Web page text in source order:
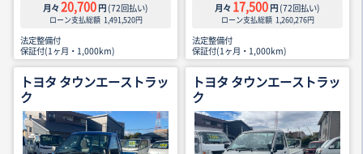
月々 20,700 円 (72回払い)
ローン支払総額 1,491,520円
法定整備付
保証付(1ヶ月・1,000km)
月々 17,500 円 (72回払い)
ローン支払総額 1,260,276円
法定整備付
保証付(1ヶ月・1,000km)
トヨタ タウンエーストラッ
ク
トヨタ タウンエーストラッ
ク